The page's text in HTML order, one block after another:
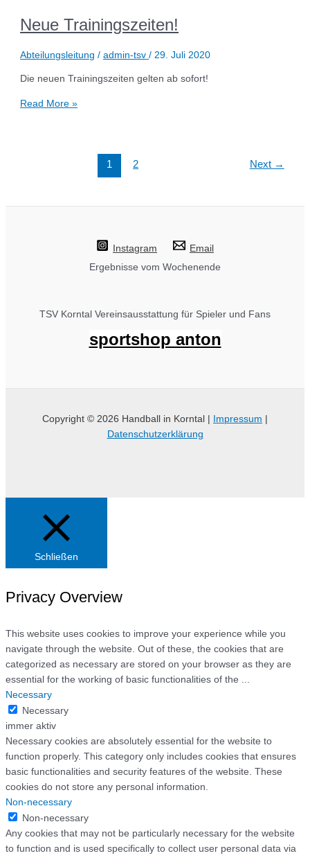
Neue Trainingszeiten!
Abteilungsleitung /admin-tsv/29. Juli 2020
Die neuen Trainingszeiten gelten ab sofort!
Read More »
1 2 Next →
Instagram
Email
Ergebnisse vom Wochenende
TSV Korntal Vereinsausstattung für Spieler und Fans
sportshop anton
Copyright © 2026 Handball in Korntal | Impressum
Datenschutzerklärung
Schließen
Privacy Overview
This website uses cookies to improve your experience while you
navigate through the website. Out of these, the cookies that are
categorized as necessary are stored on your browser as they are
essential for the working of basic functionalities of the ...
Necessary
Necessary
immer aktiv
Necessary cookies are absolutely essential for the website to
function properly. This category only includes cookies that ensures
basic functionalities and security features of the website. These
cookies do not store any personal information.
Non-necessary
Non-necessary
Any cookies that may not be particularly necessary for the website
to function and is used specifically to collect user personal data via